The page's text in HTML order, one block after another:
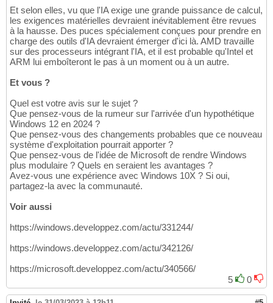
Et selon elles, vu que l'IA exige une grande puissance de calcul,
les exigences matérielles devraient inévitablement être revues
à la hausse. Des puces spécialement conçues pour prendre en
charge des outils d'IA devraient émerger d'ici là. AMD travaille
sur des processeurs intégrant l'IA, et il est probable qu'Intel et
ARM lui emboîteront le pas à un moment ou à un autre.
Et vous ?
Quel est votre avis sur le sujet ?
Que pensez-vous de la rumeur sur l'arrivée d'un hypothétique
Windows 12 en 2024 ?
Que pensez-vous des changements probables que ce nouveau
système d'exploitation pourrait apporter ?
Que pensez-vous de l'idée de Microsoft de rendre Windows
plus modulaire ? Quels en seraient les avantages ?
Avez-vous une expérience avec Windows 10X ? Si oui,
partagez-la avec la communauté.
Voir aussi
https://windows.developpez.com/actu/331244/
https://windows.developpez.com/actu/342126/
https://microsoft.developpez.com/actu/340566/
5
0